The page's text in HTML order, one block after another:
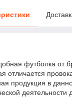
футболка от
отличается
продукция в
деятельности